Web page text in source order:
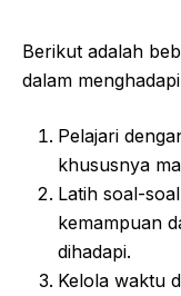
Berikut adalah
dalam
Pelajari
khususnya
Latih soal-
kemampuan
dihadapi.
Kelola waktu